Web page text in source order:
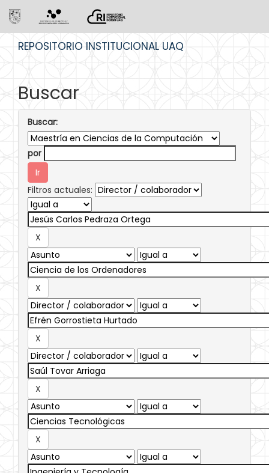
REPOSITORIO INSTITUCIONAL UAQ
Buscar
Buscar:
por
Filtros actuales: